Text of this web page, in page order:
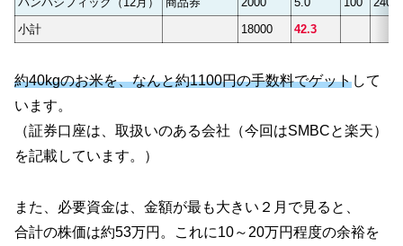
小計
18000 42.3
約40kgのお米を、なんと約1100円の手数料でゲットして
います。
（証券口座は、取扱いのある会社（今回はSMBCと楽天）
を記載しています。）
また、必要資金は、金額が最も大きい２月で見ると、
合計の株価は約53万円。これに10～20万円程度の余裕を